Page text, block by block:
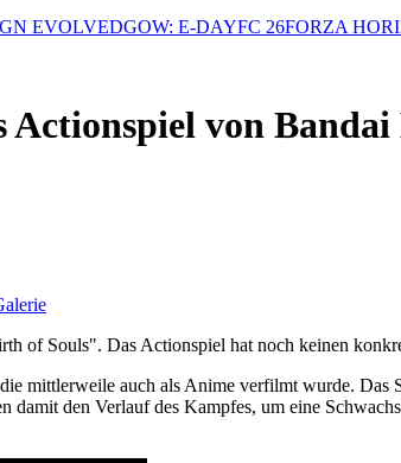
EVOLVEDGOW: E-DAYFC 26FORZA
Actionspiel von Bandai
of Souls". Das Actionspiel hat noch keinen
mittlerweile auch als Anime verfilmt wurde.
den Verlauf des Kampfes, um eine